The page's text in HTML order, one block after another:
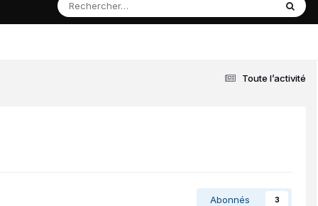
Toute l’activité
Abonnés 3